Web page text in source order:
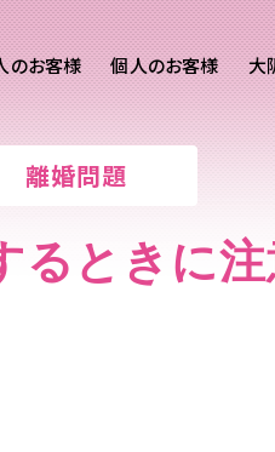
のお客様 個人のお客様
談
刑事事
大
離婚問題
るときに